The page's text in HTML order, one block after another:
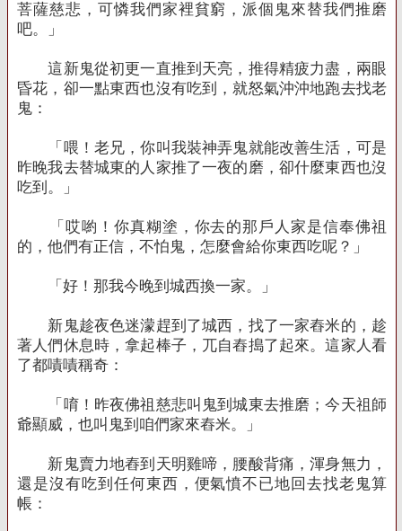
菩薩慈悲，可憐我們家裡貧窮，派個鬼來替我們推磨
吧。」
這新鬼從初更一直推到天亮，推得精疲力盡，兩眼
昏花，卻一點東西也沒有吃到，就怒氣沖沖地跑去找老
鬼：
「喂！老兄，你叫我裝神弄鬼就能改善生活，可是
昨晚我去替城東的人家推了一夜的磨，卻什麼東西也沒
吃到。」
「哎喲！你真糊塗，你去的那戶人家是信奉佛祖
的，他們有正信，不怕鬼，怎麼會給你東西吃呢？」
「好！那我今晚到城西換一家。」
新鬼趁夜色迷濛趕到了城西，找了一家舂米的，趁
著人們休息時，拿起棒子，兀自舂搗了起來。這家人看
了都嘖嘖稱奇：
「唷！昨夜佛祖慈悲叫鬼到城東去推磨；今天祖師
爺顯威，也叫鬼到咱們家來舂米。」
新鬼賣力地舂到天明雞啼，腰酸背痛，渾身無力，
還是沒有吃到任何東西，便氣憤不已地回去找老鬼算
帳：